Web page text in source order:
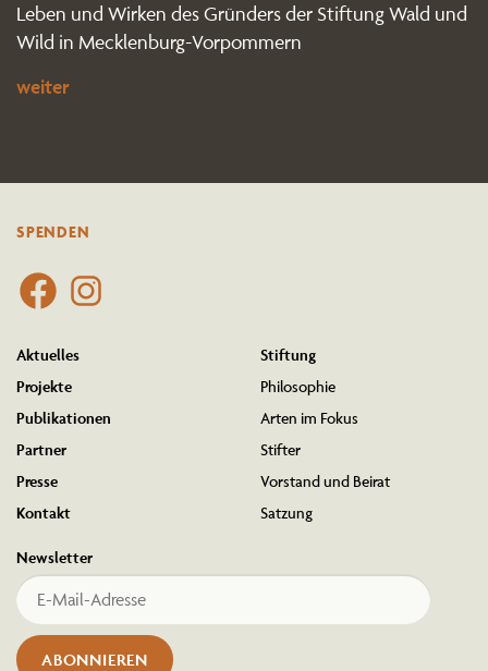
Leben und Wirken des Gründers der Stiftung Wald und
Wild in Mecklenburg-Vorpommern
weiter
SPENDEN
Aktuelles
Projekte
Publi­ka­tionen
Partner
Presse
Kontakt
Stiftung
Philo­sophie
Arten im Fokus
Stifter
Vorstand und Beirat
Satzung
Newsletter